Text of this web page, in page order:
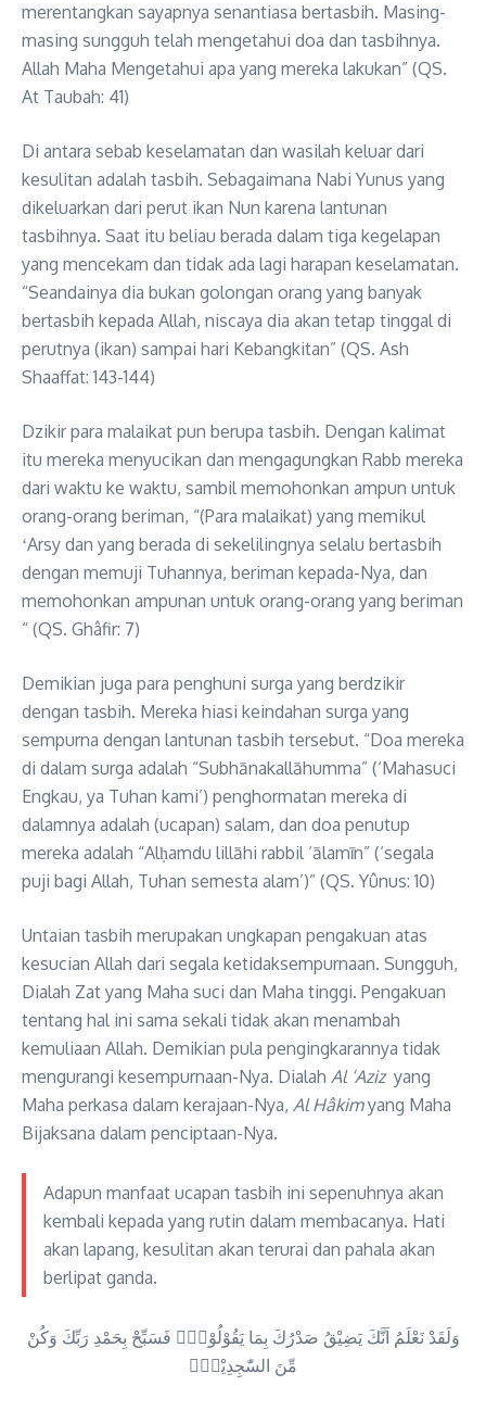
merentangkan sayapnya senantiasa bertasbih. Masing-
masing sungguh telah mengetahui doa dan tasbihnya.
Allah Maha Mengetahui apa yang mereka lakukan” (QS.
At Taubah: 41)
Di antara sebab keselamatan dan wasilah keluar dari
kesulitan adalah tasbih. Sebagaimana Nabi Yunus yang
dikeluarkan dari perut ikan Nun karena lantunan
tasbihnya. Saat itu beliau berada dalam tiga kegelapan
yang mencekam dan tidak ada lagi harapan keselamatan.
“Seandainya dia bukan golongan orang yang banyak
bertasbih kepada Allah, niscaya dia akan tetap tinggal di
perutnya (ikan) sampai hari Kebangkitan” (QS. Ash
Shaaffat: 143-144)
Dzikir para malaikat pun berupa tasbih. Dengan kalimat
itu mereka menyucikan dan mengagungkan Rabb mereka
dari waktu ke waktu, sambil memohonkan ampun untuk
orang-orang beriman, “(Para malaikat) yang memikul
ʻArsy dan yang berada di sekelilingnya selalu bertasbih
dengan memuji Tuhannya, beriman kepada-Nya, dan
memohonkan ampunan untuk orang-orang yang beriman
“ (QS. Ghâfir: 7)
Demikian juga para penghuni surga yang berdzikir
dengan tasbih. Mereka hiasi keindahan surga yang
sempurna dengan lantunan tasbih tersebut. “Doa mereka
di dalam surga adalah “Subhānakallāhumma” (‘Mahasuci
Engkau, ya Tuhan kami’) penghormatan mereka di
dalamnya adalah (ucapan) salam, dan doa penutup
mereka adalah “Alḥamdu lillāhi rabbil ‘ālamīn” (‘segala
puji bagi Allah, Tuhan semesta alam’)” (QS. Yûnus: 10)
Untaian tasbih merupakan ungkapan pengakuan atas
kesucian Allah dari segala ketidaksempurnaan. Sungguh,
Dialah Zat yang Maha suci dan Maha tinggi. Pengakuan
tentang hal ini sama sekali tidak akan menambah
kemuliaan Allah. Demikian pula pengingkarannya tidak
mengurangi kesempurnaan-Nya. Dialah Al ‘Aziz yang
Maha perkasa dalam kerajaan-Nya, Al Hâkimyang Maha
Bijaksana dalam penciptaan-Nya.
Adapun manfaat ucapan tasbih ini sepenuhnya akan
kembali kepada yang rutin dalam membacanya. Hati
akan lapang, kesulitan akan terurai dan pahala akan
berlipat ganda.
وَلَقَدْ نَعْلَمُ اَنَّكَ يَضِيْقُ صَدْرُكَ بِمَا يَقُوْلُوْنَۙ فَسَبِّحْ بِحَمْدِ رَبِّكَ وَكُنْ
مِّنَ السّٰجِدِيْنَۙ